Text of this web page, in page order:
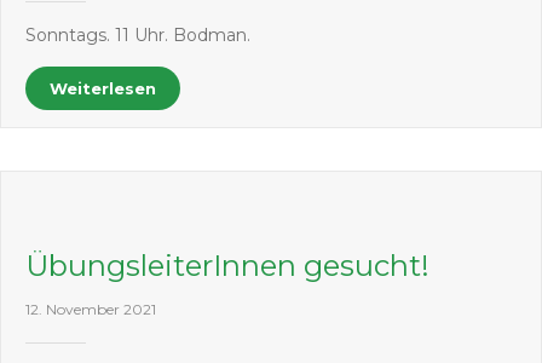
Sonntags. 11 Uhr. Bodman.
Weiterlesen
ÜbungsleiterInnen gesucht!
12. November 2021